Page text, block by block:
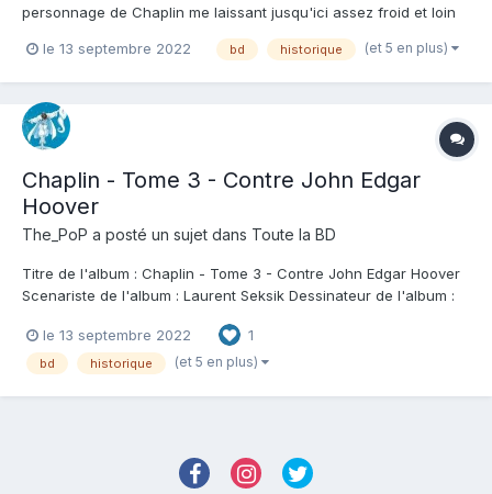
personnage de Chaplin me laissant jusqu'ici assez froid et loin
pour cette série, ébauchant alors déjà ce tome 3 venu me
le 13 septembre 2022 bd historique (et 5 en plus)
Chaplin - Tome 3 - Contre John Edgar
Hoover
The_PoP a posté un sujet dans Toute la BD
Titre de l'album : Chaplin - Tome 3 - Contre John Edgar Hoover
Scenariste de l'album : Laurent Seksik Dessinateur de l'album :
de sevres Note : Résumé de l'album : Après avoir connu
ascension fulgurante, su...
le 13 septembre 2022 1
bd historique (et 5 en plus)